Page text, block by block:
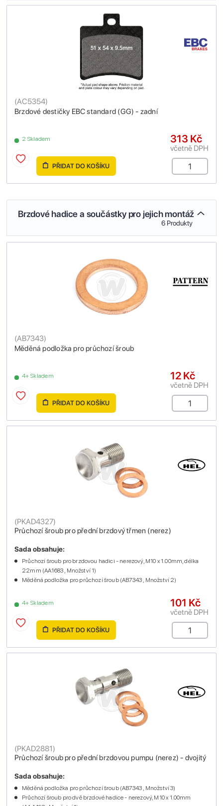
Brzdové destičky EBC standard (GG) - zadní
(AC5354)
2 Skladem 313 Kč
včetně DPH
PŘIDAT DO KOŠÍKU
Brzdové hadice a součástky pro jejich montáž
6 Produkty
Měděná podložka pro průchozí šroub
(AB7343)
4+ Skladem 12 Kč
včetně DPH
PŘIDAT DO KOŠÍKU
Průchozí šroub pro přední brzdový třmen (nerez)
(PKAD4327)
4+ Skladem
Sada obsahuje:
Průchozí šroub pro brzdovou hadici - nerezový, M10 x 1.00mm, délka
22mm (AA1683 , Množství 1)
Měděná podložka pro průchozí šroub (AB7343 , Množství 2)
101 Kč
včetně DPH
PŘIDAT DO KOŠÍKU
Průchozí šroub pro přední brzdovou pumpu (nerez) - dvojitý
(PKAD2881)
Sada obsahuje:
Měděná podložka pro průchozí šroub (AB7343 , Množství 3)
Průchozí šroub pro dvě brzdové hadice - nerezový, M10 x 1.00mm